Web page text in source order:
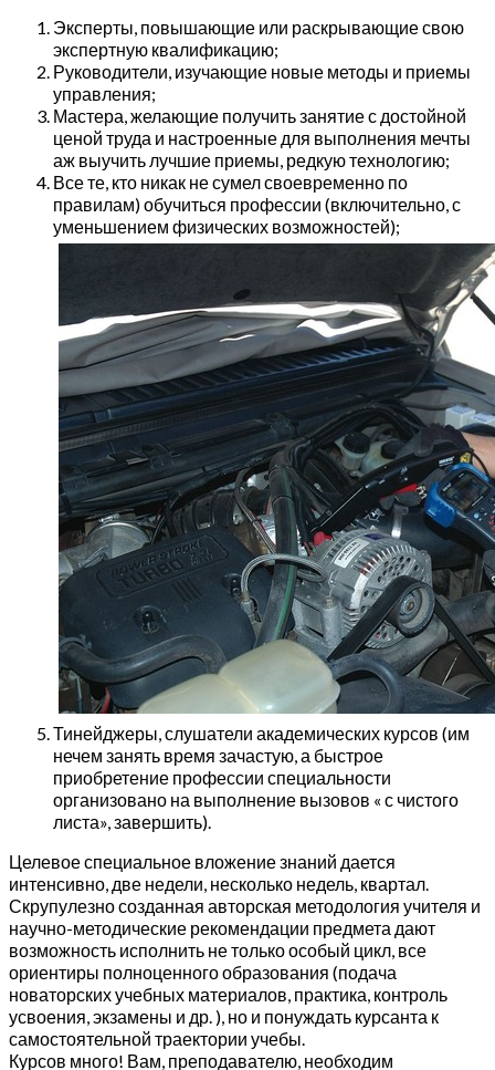
Эксперты, повышающие или раскрывающие свою
экспертную квалификацию;
Руководители, изучающие новые методы и приемы
управления;
Мастера, желающие получить занятие с достойной
ценой труда и настроенные для выполнения мечты
аж выучить лучшие приемы, редкую технологию;
Все те, кто никак не сумел своевременно по
правилам) обучиться профессии (включительно, с
уменьшением физических возможностей);
Тинейджеры, слушатели академических курсов (им
нечем занять время зачастую, а быстрое
приобретение профессии специальности
организовано на выполнение вызовов « с чистого
листа», завершить).
Целевое специальное вложение знаний дается
интенсивно, две недели, несколько недель, квартал.
Скрупулезно созданная авторская методология учителя и
научно-методические рекомендации предмета дают
возможность исполнить не только особый цикл, все
ориентиры полноценного образования (подача
новаторских учебных материалов, практика, контроль
усвоения, экзамены и др. ), но и понуждать курсанта к
самостоятельной траектории учебы.
Курсов много! Вам, преподавателю, необходим